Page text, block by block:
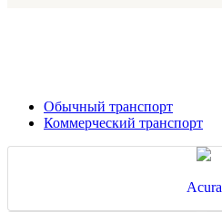
Обычный транспорт
Коммерческий транспорт
Acura